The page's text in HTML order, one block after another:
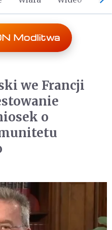
Modlitwa
we Francji
o